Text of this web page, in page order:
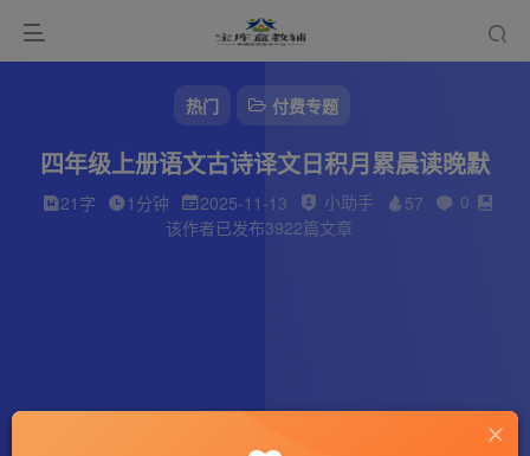
热门 付费专题
四年级上册语文古诗译文日积月累晨读晚默
21字 1分钟 2025-11-13 小助手 57
0
该作者已发布3922篇文章